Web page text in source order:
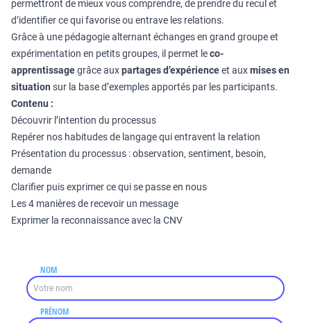
permettront de mieux vous comprendre, de prendre du recul et
d’identifier ce qui favorise ou entrave les relations.
Grâce à une pédagogie alternant échanges en grand groupe et
expérimentation en petits groupes, il permet leco-
apprentissagegrâce auxpartages d’expérienceet auxmises en
situation sur la base d’exemples apportés par les participants.
Contenu :
Découvrir l’intention du processus
Repérer nos habitudes de langage qui entravent la relation
Présentation du processus : observation, sentiment, besoin,
demande
Clarifier puis exprimer ce qui se passe en nous
Les 4 manières de recevoir un message
Exprimer la reconnaissance avec la CNV
NOM
PRÉNOM